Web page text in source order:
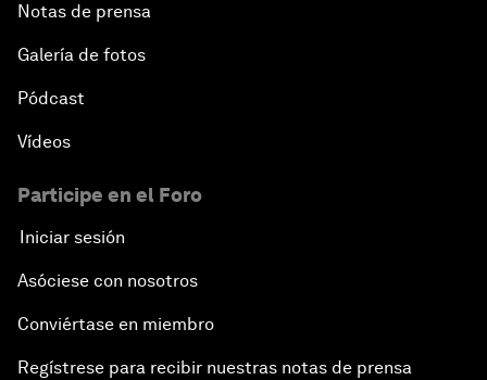
Notas de prensa
Galería de fotos
Pódcast
Vídeos
Participe en el Foro
Iniciar sesión
Asóciese con nosotros
Conviértase en miembro
Regístrese para recibir nuestras notas de prensa